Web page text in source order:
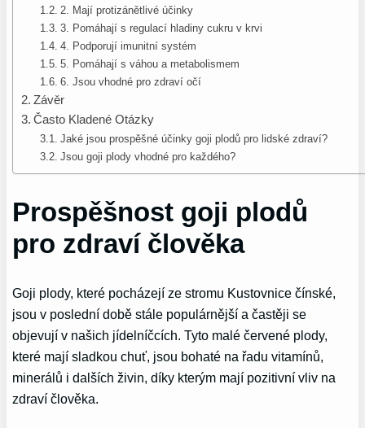
2. Mají protizánětlivé účinky
3. Pomáhají s regulací hladiny cukru v krvi
4. Podporují imunitní systém
5. Pomáhají s váhou a metabolismem
6. Jsou vhodné pro zdraví očí
Závěr
Často Kladené Otázky
Jaké jsou prospěšné účinky goji plodů pro lidské zdraví?
Jsou goji plody vhodné pro každého?
Prospěšnost goji plodů
pro zdraví člověka
Goji plody, které pocházejí ze stromu Kustovnice čínské,
jsou v poslední době stále populárnější a častěji se
objevují v našich jídelníčcích. Tyto malé červené plody,
které mají sladkou chuť, jsou bohaté na řadu vitamínů,
minerálů i dalších živin, díky kterým mají pozitivní vliv na
zdraví člověka.